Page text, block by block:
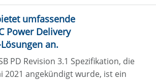
umfassende
Power Delivery
an.
PD Revision 3.1 Spezifikation, die
2021 angekündigt wurde, ist ein